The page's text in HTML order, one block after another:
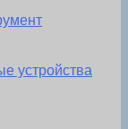
устройства